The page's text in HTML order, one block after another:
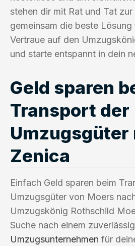
stehen dir mit Rat und Tat
gemeinsam die beste
Vertraue auf den
und starte entspannt in dein
Geld sparen
Transport der
Umzugsgüter
Zenica
Einfach Geld sparen beim
Umzugsgüter von Moers
Umzugskönig Rothschild
Suche nach einem
Umzugsunternehmen für